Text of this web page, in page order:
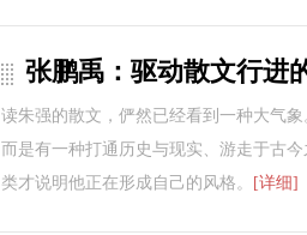
张鹏禹：驱动散文行
读朱强的散文，俨然已经看到一种大气
而是有一种打通历史与现实、游走于古
类才说明他正在形成自己的风格。
[详细]